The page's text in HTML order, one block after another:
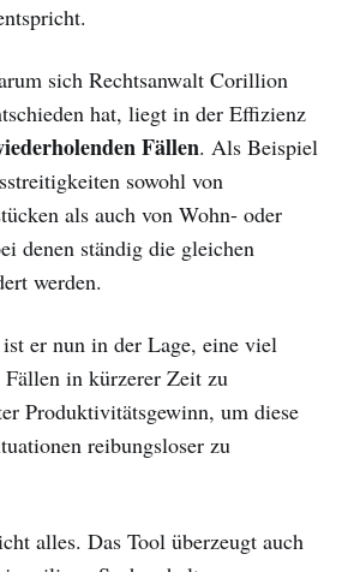
sich Rechtsanwalt Corillion
hat, liegt in der Effizienz
Fällen. Als Beispiel
sowohl von
als auch von Wohn- oder
denen ständig die gleichen
werden.
er nun in der Lage, eine viel
in kürzerer Zeit zu
Produktivitätsgewinn, um diese
reibungsloser zu
alles. Das Tool überzeugt auch